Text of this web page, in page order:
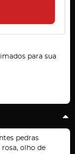
para sua
pedras
olho de